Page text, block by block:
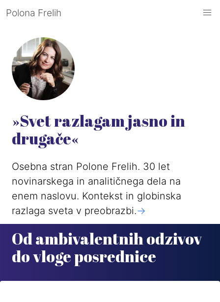
Polona Frelih
»Svet razlagam jasno in
drugače«
Osebna stran Polone Frelih. 30 let
novinarskega in analitičnega dela na
enem naslovu. Kontekst in globinska
razlaga sveta v preobrazbi.->
Od ambivalentnih odzivov
do vloge posrednice